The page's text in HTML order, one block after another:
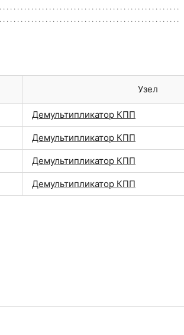
Узел
Демультипликатор КПП
Демультипликатор КПП
Демультипликатор КПП
Демультипликатор КПП